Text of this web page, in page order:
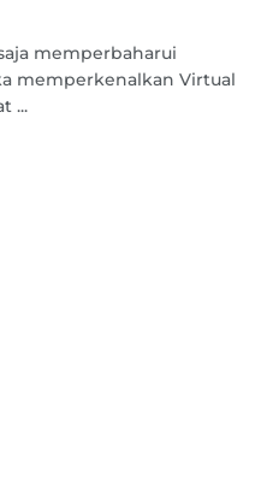
memperbaharui
memperkenalkan Virtual
...